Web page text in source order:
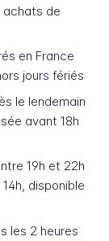
achats de
en France
jours fériés
le lendemain
avant 18h
19h et 22h
disponible
les 2 heures